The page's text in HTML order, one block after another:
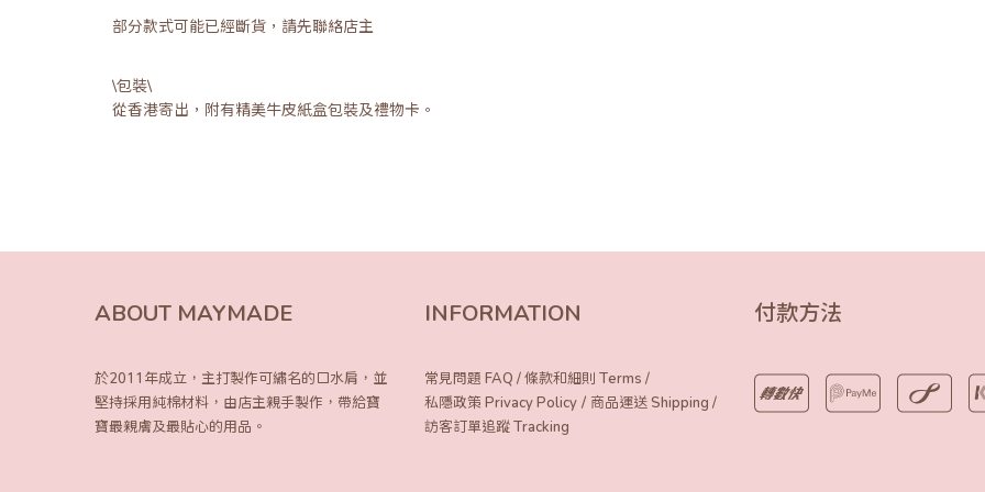
部分款式可能已經斷貨，請先聯絡店主
\包裝\
從香港寄出，附有精美牛皮紙盒包裝及禮物卡。
ABOUT MAYMADE
於2011年成立，主打製作可繡名的口水肩， 並
堅持採用純棉材料，由店主親手製作， 帶給寶
寶最親膚及最貼心的用品。
INFORMATION
常見問題 FAQ /條款和細則 Terms /
私隱政策 Privacy Policy / 商品運送 Shipping /
訪客訂單追蹤 Tracking
付款方法